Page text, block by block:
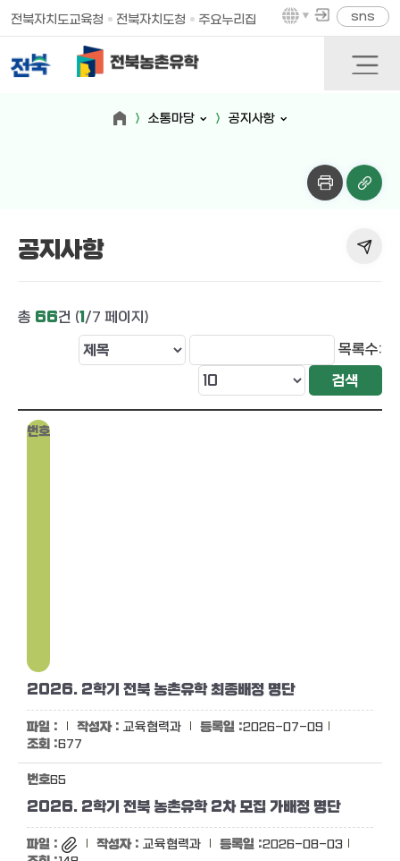
전북자치도교육청 전북자치도청 주요누리집 sns
소통마당 공지사항
공지사항
총 66건 (1 /7 페이지)
목록수:
2026. 2학기 전북 농촌유학 최종배정 명단
교육협력과
2026-07-09
677
65
2026. 2학기 전북 농촌유학 2차 모집 가배정 명단
교육협력과
2026-08-03